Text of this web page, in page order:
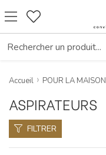
Accueil POUR LA MAISON
ASPIRATEURS
FILTRER